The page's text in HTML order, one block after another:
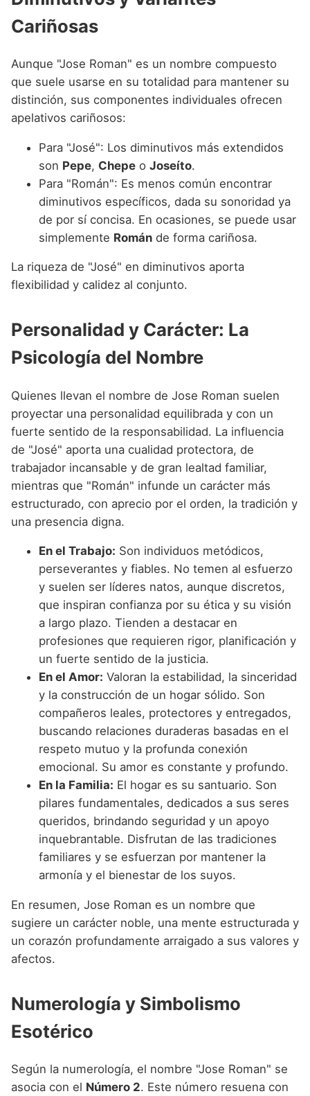
Cariñosas
Aunque "Jose Roman" es un nombre compuesto
que suele usarse en su totalidad para mantener su
distinción, sus componentes individuales ofrecen
apelativos cariñosos:
Para "José": Los diminutivos más extendidos
son Pepe, Chepe o Joseíto.
Para "Román": Es menos común encontrar
diminutivos específicos, dada su sonoridad ya
de por sí concisa. En ocasiones, se puede usar
simplemente Román de forma cariñosa.
La riqueza de "José" en diminutivos aporta
flexibilidad y calidez al conjunto.
Personalidad y Carácter: La
Psicología del Nombre
Quienes llevan el nombre de Jose Roman suelen
proyectar una personalidad equilibrada y con un
fuerte sentido de la responsabilidad. La influencia
de "José" aporta una cualidad protectora, de
trabajador incansable y de gran lealtad familiar,
mientras que "Román" infunde un carácter más
estructurado, con aprecio por el orden, la tradición y
una presencia digna.
En el Trabajo: Son individuos metódicos,
perseverantes y fiables. No temen al esfuerzo
y suelen ser líderes natos, aunque discretos,
que inspiran confianza por su ética y su visión
a largo plazo. Tienden a destacar en
profesiones que requieren rigor, planificación y
un fuerte sentido de la justicia.
En el Amor: Valoran la estabilidad, la sinceridad
y la construcción de un hogar sólido. Son
compañeros leales, protectores y entregados,
buscando relaciones duraderas basadas en el
respeto mutuo y la profunda conexión
emocional. Su amor es constante y profundo.
En la Familia: El hogar es su santuario. Son
pilares fundamentales, dedicados a sus seres
queridos, brindando seguridad y un apoyo
inquebrantable. Disfrutan de las tradiciones
familiares y se esfuerzan por mantener la
armonía y el bienestar de los suyos.
En resumen, Jose Roman es un nombre que
sugiere un carácter noble, una mente estructurada y
un corazón profundamente arraigado a sus valores y
afectos.
Numerología y Simbolismo
Esotérico
Según la numerología, el nombre "Jose Roman" se
asocia con el Número 2. Este número resuena con